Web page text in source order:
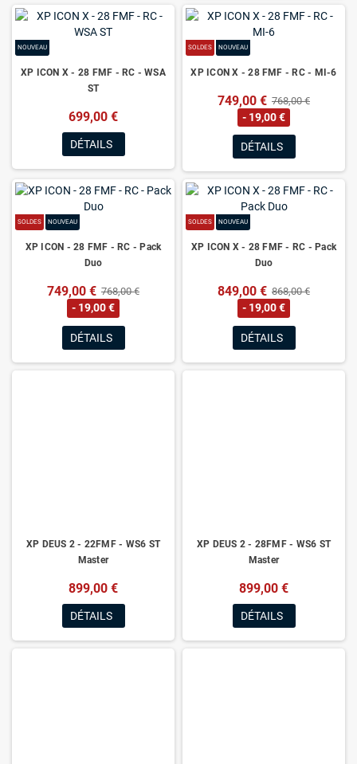
NOUVEAU
XP ICON X - 28 FMF - RC - WSA
ST
699,00 €
DÉTAILS
SOLDES NOUVEAU
XP ICON X - 28 FMF - RC - MI-6
749,00 € 768,00 €
- 19,00 €
DÉTAILS
SOLDES NOUVEAU
XP ICON - 28 FMF - RC - Pack
Duo
749,00 € 768,00 €
- 19,00 €
DÉTAILS
SOLDES NOUVEAU
XP ICON X - 28 FMF - RC - Pack
Duo
849,00 € 868,00 €
- 19,00 €
DÉTAILS
XP DEUS 2 - 22FMF - WS6 ST
Master
899,00 €
DÉTAILS
XP DEUS 2 - 28FMF - WS6 ST
Master
899,00 €
DÉTAILS